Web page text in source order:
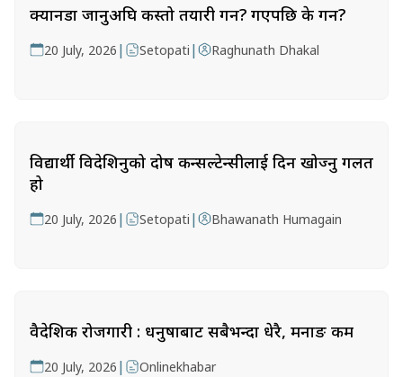
क्यानडा जानुअघि कस्तो तयारी गर्ने? गएपछि के गर्ने?
20 July, 2026 | Setopati | Raghunath Dhakal
विद्यार्थी विदेशिनुको दोष कन्सल्टेन्सीलाई दिन खोज्नु गलत
हो
20 July, 2026 | Setopati | Bhawanath Humagain
वैदेशिक रोजगारी : धनुषाबाट सबैभन्दा धेरै, मनाङ कम
20 July, 2026 | Onlinekhabar